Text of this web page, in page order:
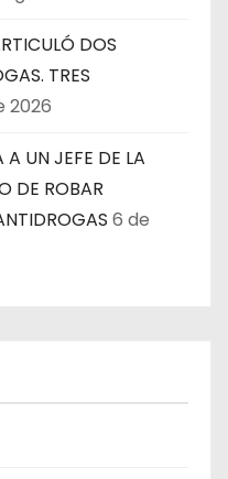
DOS
TRES
2026
UN JEFE DE LA
DE ROBAR
6 de